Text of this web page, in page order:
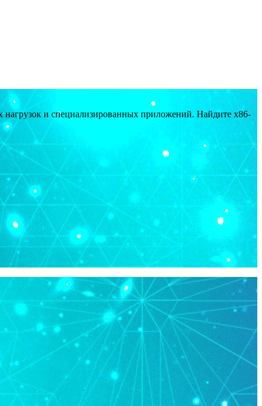
нагрузок и специализированных приложений. Найдите x86-